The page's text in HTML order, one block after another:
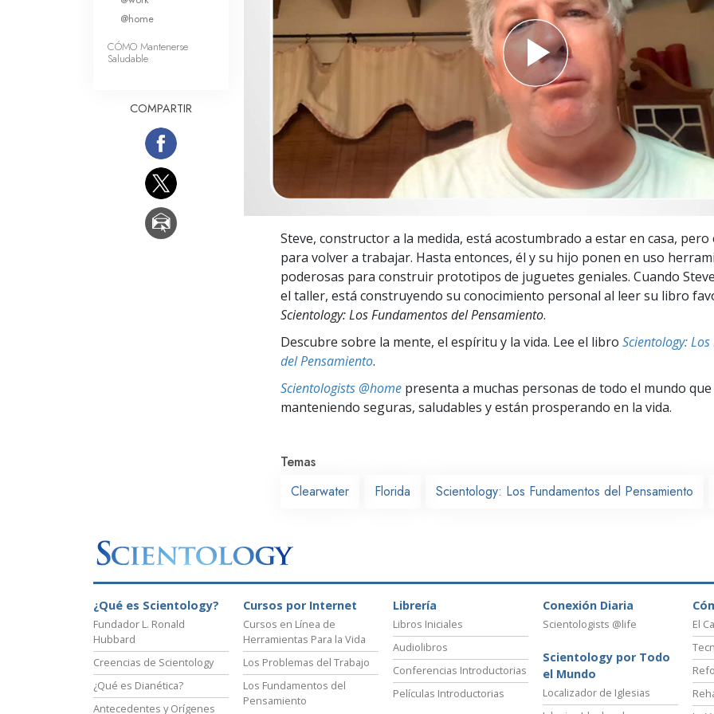
Amor y Odio: ¿Qué es Grandeza?
Steve, constructor a la medida, está acostumbrado a estar en casa, pero
para volver a trabajar. Hasta entonces, él y su hijo ponen en uso
poderosas para construir prototipos de juguetes geniales. Cuando
el taller, está construyendo su conocimiento personal al leer su libro
Scientology: Los Fundamentos del Pensamiento.
Descubre sobre la mente, el espíritu y la vida. Lee el libro Scientology:
del Pensamiento.
Scientologists @home presenta a muchas personas de todo el mundo
manteniendo seguras, saludables y están prosperando en la vida.
Temas
Clearwater
Florida Scientology: Los Fundamentos del Pensamiento
@home
CÓMO Mantenerse
Saludable
COMPARTIR
¿Qué es Scientology?
Fundador L. Ronald
Hubbard
Creencias de Scientology
¿Qué es Dianética?
Antecedentes y Orígenes
Cursos por Internet
Cursos en Línea de
Herramientas Para la Vida
Los Problemas del Trabajo
Los Fundamentos del
Pensamiento
Librería
Libros Iniciales
Audiolibros
Conferencias Introductorias
Películas Introductorias
Conexión Diaria
Scientologists @life
Scientology por Todo
el Mundo
Localizador de Iglesias
El